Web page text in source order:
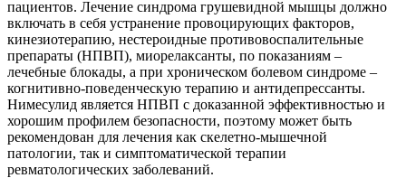
пациентов. Лечение синдрома грушевидной мышцы должно
включать в себя устранение провоцирующих факторов,
кинезиотерапию, нестероидные противовоспалительные
препараты (НПВП), миорелаксанты, по показаниям –
лечебные блокады, а при хроническом болевом синдроме –
когнитивно-поведенческую терапию и антидепрессанты.
Нимесулид является НПВП с доказанной эффективностью и
хорошим профилем безопасности, поэтому может быть
рекомендован для лечения как скелетно-мышечной
патологии, так и симптоматической терапии
ревматологических заболеваний.